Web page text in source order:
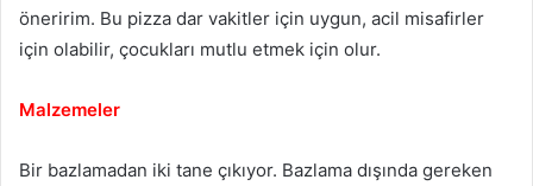
öneririm. Bu pizza dar vakitler için uygun, acil misafirler
için olabilir, çocukları mutlu etmek için olur.
Malzemeler
Bir bazlamadan iki tane çıkıyor. Bazlama dışında gereken